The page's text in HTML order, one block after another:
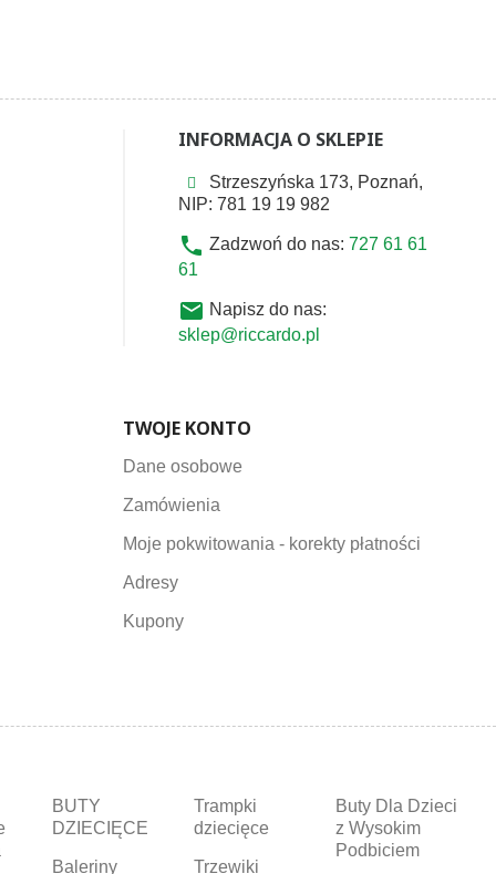
INFORMACJA O SKLEPIE
Strzeszyńska 173, Poznań,
NIP: 781 19 19 982
phone Zadzwoń do nas: 727 61 61
61
email Napisz do nas:
sklep@riccardo.pl
TWOJE KONTO
Dane osobowe
Zamówienia
Moje pokwitowania - korekty płatności
Adresy
Kupony
BUTY
DZIECIĘCE
Baleriny
Trampki
dziecięce
Trzewiki
Buty Dla Dzieci
z Wysokim
Podbiciem